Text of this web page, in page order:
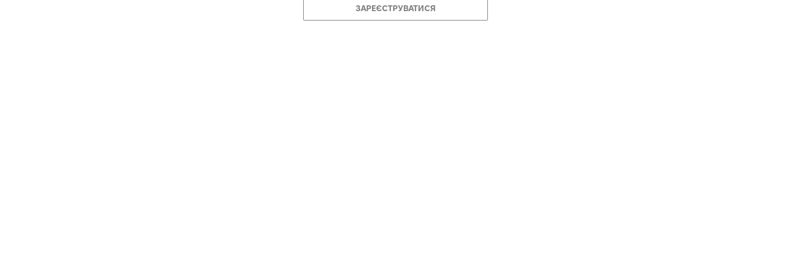
ЗАРЕЄСТРУВАТИСЯ